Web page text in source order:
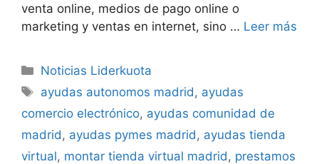
venta online, medios de pago online o
marketing y ventas en internet, sino … Leer más
Categorías
Noticias Liderkuota
Etiquetas
ayudas autonomos madrid , ayudas
comercio electrónico, ayudas comunidad de
madrid , ayudas pymes madrid , ayudas tienda
virtual, montar tienda virtual madrid , prestamos